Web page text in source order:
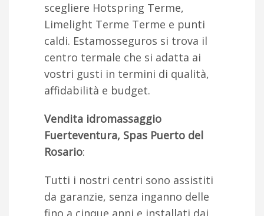
scegliere Hotspring Terme,
Limelight Terme Terme e punti
caldi. Estamosseguros si trova il
centro termale che si adatta ai
vostri gusti in termini di qualità,
affidabilità e budget.
Vendita idromassaggio
Fuerteventura, Spas Puerto del
Rosario:
Tutti i nostri centri sono assistiti
da garanzie, senza inganno delle
fino a cinque anni e installati dai